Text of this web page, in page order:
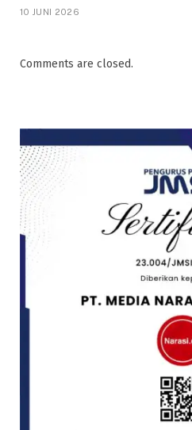
10 JUNI 2026
Comments are closed.